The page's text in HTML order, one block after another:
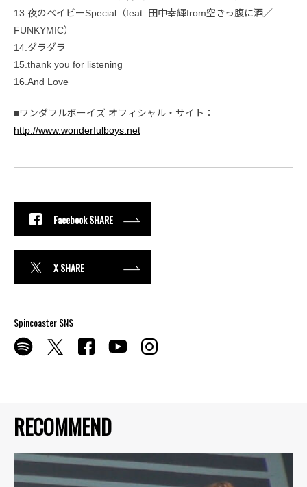
RECOMMEND
13.夜のベイビーSpecial（feat. 田中幸輝from空きっ腹に酒／
FUNKYMIC）
14.ダラダラ
15.thank you for listening
16.And Love
■ワンダフルボーイズ オフィシャル・サイト：
http://www.wonderfulboys.net
Facebook SHARE
X SHARE
Spincoaster SNS